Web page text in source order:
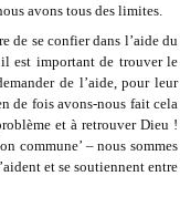
avons tous des limites.
de se confier dans l’aide du
est important de trouver le
de l’aide, pour leur
de fois avons-nous fait cela
et à retrouver Dieu !
commune’ – nous sommes
et se soutiennent entre